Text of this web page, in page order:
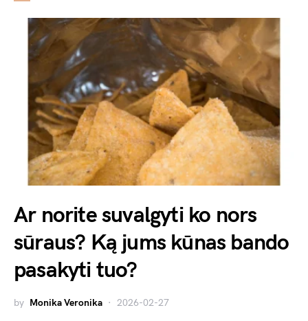
Ar norite suvalgyti ko nors
sūraus? Ką jums kūnas bando
pasakyti tuo?
by Monika Veronika 2026-02-27